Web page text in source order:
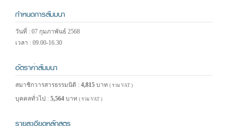
กำหนดการสัมมนา
วันที่ : 07 กุมภาพันธ์ 2568
เวลา : 09.00-16.30
อัตราค่าสัมมนา
สมาชิกวารสารธรรมนิติ : 4,815 บาท ( รวม VAT )
บุคคลทั่วไป : 5,564 บาท ( รวม VAT )